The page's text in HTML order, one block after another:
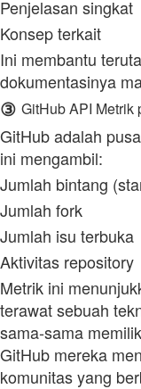
Penjelasan singkat
Konsep terkait
Ini membantu
dokumentasinya
③ GitHub API Metrik
GitHub adalah
ini mengambil:
Jumlah bintang
Jumlah fork
Jumlah isu terbuka
Aktivitas repository
Metrik ini
terawat sebuah
sama‑sama
GitHub mereka
komunitas yang